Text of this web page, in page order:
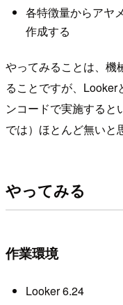
各特徴量からアヤ
作成する
やってみることは、機
ることですが、Looker
ンコードで実施すると
では）ほとんど無いと
やってみる
作業環境
Looker 6.24